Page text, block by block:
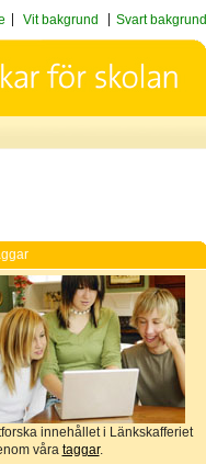
Vit bakgrund Svart bakgrund
innehållet i Länkskafferiet
våra taggar.